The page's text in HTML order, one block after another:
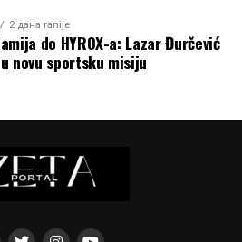
2 дана ranije
do HYROX-a: Lazar Đurčević
novu sportsku misiju